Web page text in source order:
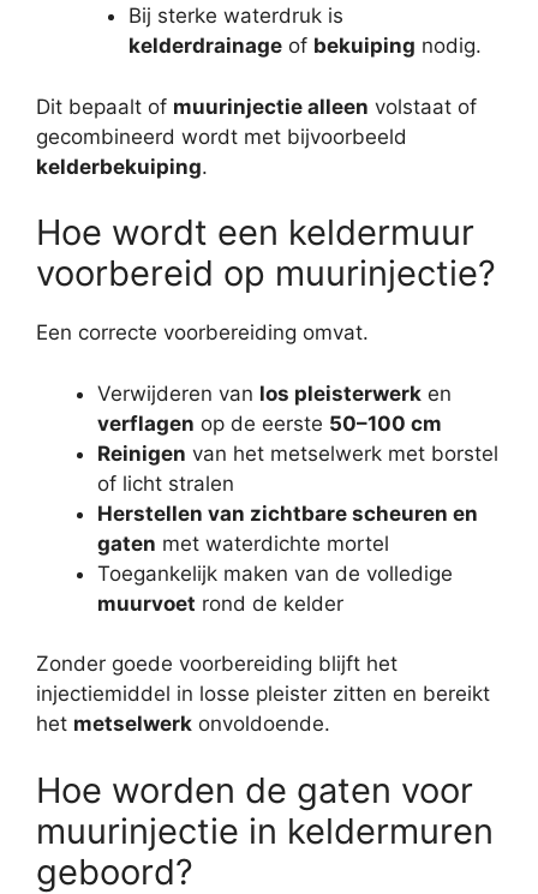
Bij sterke waterdruk is
kelderdrainageof bekuiping nodig.
Dit bepaalt of muurinjectie alleen volstaat of
gecombineerd wordt met bijvoorbeeld
kelderbekuiping.
Hoe wordt een keldermuur
voorbereid op muurinjectie?
Een correcte voorbereiding omvat.
Verwijderen van los pleisterwerk en
verflagen op de eerste 50–100 cm
Reinigen van het metselwerk met borstel
of licht stralen
Herstellen van zichtbare scheuren en
gaten met waterdichte mortel
Toegankelijk maken van de volledige
muurvoet rond de kelder
Zonder goede voorbereiding blijft het
injectiemiddel in losse pleister zitten en bereikt
het metselwerk onvoldoende.
Hoe worden de gaten voor
muurinjectie in keldermuren
geboord?